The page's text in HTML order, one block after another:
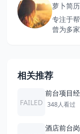
萝卜简
专注于
曾为多
相关推荐
FAILED
前台项目
348人看过
酒店前台